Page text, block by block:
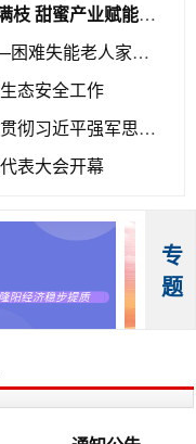
全面推进乡村振兴 | 盛夏荔枝挂满枝 甜蜜产业赋能乡村振兴
隆阳区探索“村办养老”新路径——困难失能老人家门口享专业服务
态安全工作
阳区委议军会议强调：深入学习贯彻习近平强军思想 推动全区国防动员和后备力量建设不断取得新成效
表大会开幕
专
题